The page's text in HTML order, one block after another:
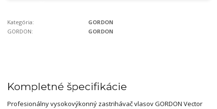
Kategória:
GORDON
GORDON:
GORDON
Kompletné špecifikácie
Profesionálny vysokovýkonný zastrihávač vlasov GORDON Vector